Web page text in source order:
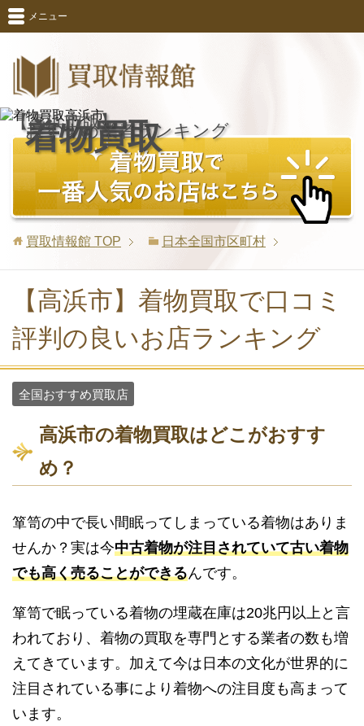
メニュー
【高浜市版】
着物買取
おすすめ業者ランキング
買取情報館 TOP 日本全国市区町村
【高浜市】着物買取で口コミ
評判の良いお店ランキング
全国おすすめ買取店
高浜市の着物買取はどこがおすす
め？
箪笥の中で長い間眠ってしまっている着物はありま
せんか？実は今中古着物が注目されていて古い着物
でも高く売ることができるんです。
箪笥で眠っている着物の埋蔵在庫は20兆円以上と言
われており、着物の買取を専門とする業者の数も増
えてきています。加えて今は日本の文化が世界的に
注目されている事により着物への注目度も高まって
います。